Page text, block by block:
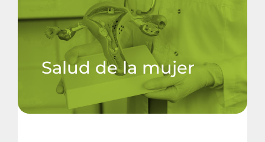
Salud de la mujer